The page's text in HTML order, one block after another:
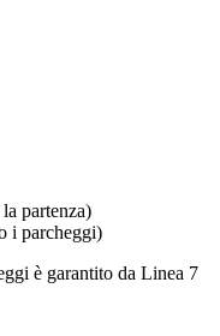
partenza)
i parcheggi)
è garantito da Linea 7